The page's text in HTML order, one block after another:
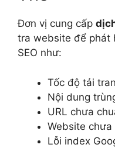
Đơn vị cung cấp
tra website để phát
SEO như:
Tốc độ tải
Nội dung
URL chưa
Website
Lỗi index